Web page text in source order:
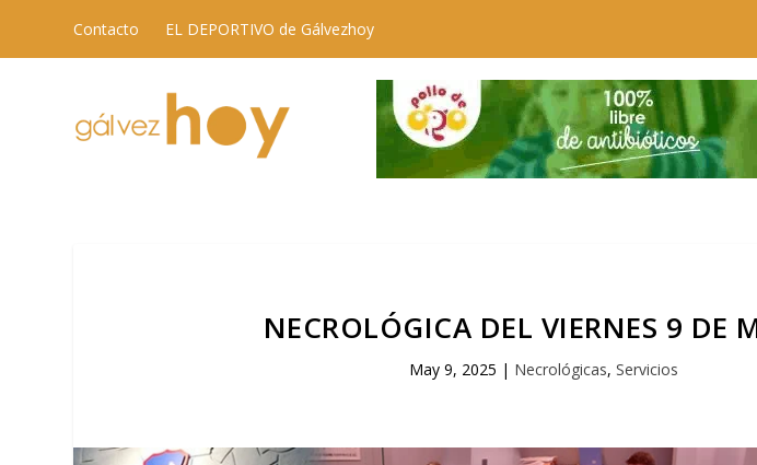
Contacto EL DEPORTIVO de Gálvezhoy
NECROLÓGICA DEL VIERNES 9 DE
May 9, 2025 | Necrológicas, Servicios